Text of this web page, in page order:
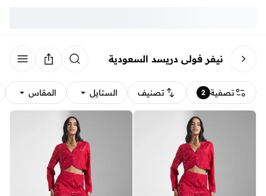
نيفر فولي دريسد السعودية
تصفية 2 تصنيف الستايل المقاس